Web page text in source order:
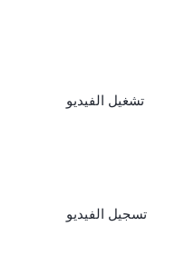
تشغيل الفيديو
تسجيل الفيديو